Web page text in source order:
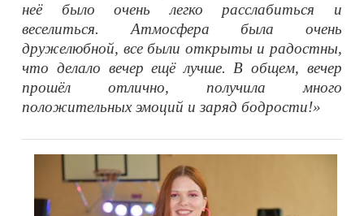
неё было очень легко расслабиться и
веселиться. Атмосфера была очень
дружелюбной, все были открыты и радостны,
что делало вечер ещё лучше. В общем, вечер
прошёл отлично, получила много
положительных эмоций и заряд бодрости!»